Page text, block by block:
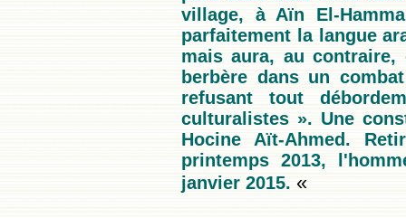
village, à Aïn El-
parfaitement la langue
mais aura, au
berbère dans un
refusant tout
culturalistes ». Une
Hocine Aït-Ahmed.
printemps 2013,
janvier 2015. «